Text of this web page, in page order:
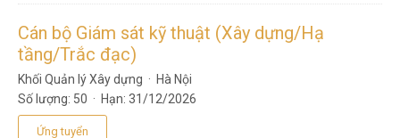
Quảng Ngãi
Bình Định
Phú Yên
Khánh Hòa
Cán bộ Giám sát kỹ thuật (Xây dựng/Hạ
tầng/Trắc đạc)
Khối Quản lý Xây dựng · Hà Nội
Số lượng: 50 · Hạn: 31/12/2026
Ứng tuyển